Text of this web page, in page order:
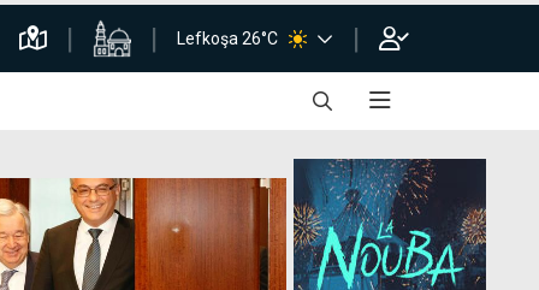
Lefkoşa 26°C